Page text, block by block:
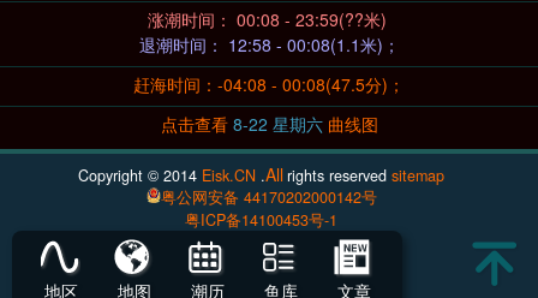
涨潮时间： 00:08 - 23:59(??米)
退潮时间： 12:58 - 00:08(1.1米)；
赶海时间：-04:08 - 00:08(47.5分)；
点击查看
8-22 星期六 曲线图
Copyright © 2014 Eisk.CN .Allrights reservedsitemap
粤公网安备 44170202000142号
粤ICP备14100453号-1
地区 地图 潮历 鱼库 文章